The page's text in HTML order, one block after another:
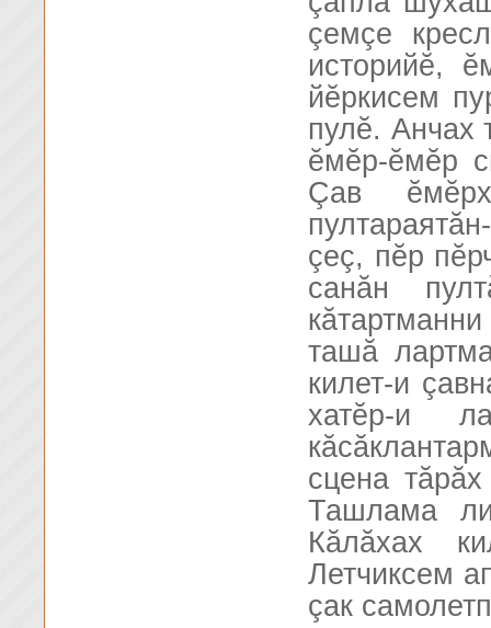
çемçе
историйĕ,
йĕркисем
пулĕ. Анчах
ĕмĕр-ĕмĕр
Çав
çеç, пĕр
санăн
ташă
килет-и
хатĕр-и
сцена
Ташлама
Кăлăхах
Летчиксем
çак